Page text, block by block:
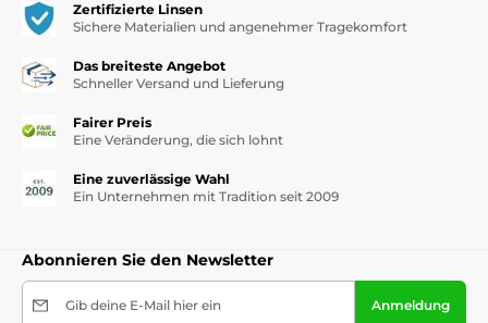
Badezusätzen– und verwandle dein Badezimmer in ein
kleines Home-Spa.
Entdecke Körperpflege auf K-Beauty- und J-Beauty-Art –
denn dein Körper verdient die gleiche Aufmerksamkeit wie
Zertifizierte Linsen
Sichere Materialien und angenehmer Tragekomfort
Das breiteste Angebot
Schneller Versand und Lieferung
Fairer Preis
Eine Veränderung, die sich lohnt
Eine zuverlässige Wahl
Ein Unternehmen mit Tradition seit 2009
Abonnieren Sie den Newsletter
Gib deine E-Mail hier ein Anmeldung